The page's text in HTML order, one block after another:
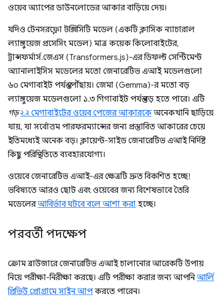
ওয়েব অ্যাপের ডাউনলোডের আকার বাড়িয়ে দেয়।
যদিও টেনসরফ্লো টক্সিসিটি মডেল (একটি ক্লাসিক ন্যাচারাল
ল্যাঙ্গুয়েজ প্রসেসিং মডেল) মাত্র কয়েক কিলোবাইটের,
ট্রান্সফর্মার্স.জেএস (Transformers.js)-এর ডিফল্ট সেন্টিমেন্ট
অ্যানালাইসিস মডেলের মতো জেনারেটিভ এআই মডেলগুলো
৬০ মেগাবাইট পর্যন্ত পৌঁছায়। জেমা (Gemma)-র মতো বড়
ল্যাঙ্গুয়েজ মডেলগুলো ১.৩ গিগাবাইট পর্যন্ত বড় হতে পারে। এটি
গড় ২.২ মেগাবাইটের ওয়েব পেজের আকারকেঅনেকখানি ছাড়িয়ে
যায়, যা সর্বোত্তম পারফরম্যান্সের জন্য প্রস্তাবিত আকারের চেয়ে
ইতিমধ্যেই অনেক বড়। ক্লায়েন্ট-সাইড জেনারেটিভ এআই নির্দিষ্ট
কিছু পরিস্থিতিতে ব্যবহারযোগ্য।
ওয়েবে জেনারেটিভ এআই-এর ক্ষেত্রটি দ্রুত বিকশিত হচ্ছে!
ভবিষ্যতে আরও ছোট এবং ওয়েবের জন্য বিশেষভাবে তৈরি
মডেলেরআবির্ভাব ঘটবে বলে আশা করা হচ্ছে।
পরবর্তী পদক্ষেপ
ক্রোম ব্রাউজারে জেনারেটিভ এআই চালানোর আরেকটি উপায়
নিয়ে পরীক্ষা-নিরীক্ষা করছে। এটি পরীক্ষা করার জন্য আপনিআর্লি
প্রিভিউ প্রোগ্রামে সাইন আপকরতে পারেন।